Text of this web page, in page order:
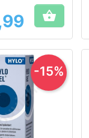
ogen.

-15%